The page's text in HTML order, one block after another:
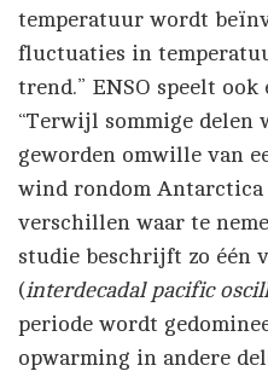
temperatuur wordt
fluctuaties in
trend.” ENSO speelt
“Terwijl sommige delen
geworden omwille van
wind rondom
verschillen waar te
studie beschrijft zo één
(interdecadal pacific
periode wordt
opwarming in andere